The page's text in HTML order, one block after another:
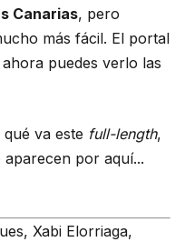
Canarias, pero
más fácil. El portal
puedes verlo las
va este full-length,
por aquí...
Xabi Elorriaga,